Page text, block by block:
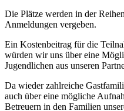
Die Plätze werden in der
Anmeldungen vergeben.
Ein Kostenbeitrag für die
würden wir uns über eine
Jugendlichen aus unseren
Da wieder zahlreiche
auch über eine mögliche
Betreuern in den Familien